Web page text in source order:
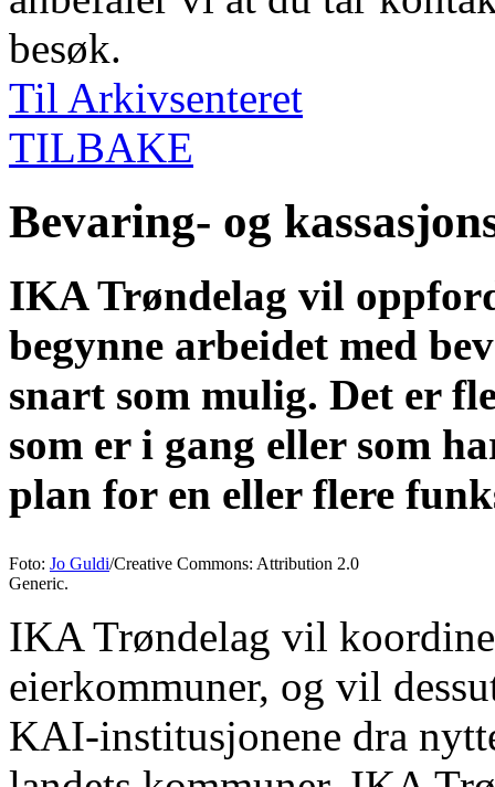
besøk.
Til Arkivsenteret
TILBAKE
Bevaring- og
IKA Trøndelag vil
begynne arbeidet med
snart som mulig. Det er
som er i gang eller som
plan for en eller flere
Foto: Jo Guldi/Creative Commons: Attribution 2.0
Generic.
IKA Trøndelag vil
eierkommuner, og vil
KAI-institusjonene dra